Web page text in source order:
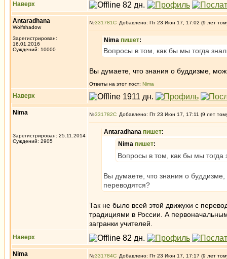
Наверх
Antaradhana
Wolfshadow
Зарегистрирован:
16.01.2016
Суждений: 10000
№331781 Добавлено: Пт 23 Июн 17, 17:02 (9 лет
Nima пишет:
Вопросы в том, как бы мы тогда
Вы думаете, что знания о буддизме,
Ответы на этот пост: Nima
Наверх
Nima
Зарегистрирован: 25.11.2014
Суждений: 2905
№331782 Добавлено: Пт 23 Июн 17, 17:11 (9 лет
Antaradhana пишет:
Nima пишет:
Вопросы в том, как бы мы тогда
Вы думаете, что знания о буддизме,
переводятся?
Так не было всей этой движухи с
традициями в России. А
загранки учителей.
Наверх
Nima №331784 Добавлено: Пт 23 Июн 17, 17:17 (9 лет